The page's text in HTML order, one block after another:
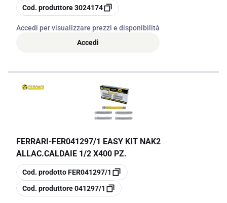
copia
Cod. produttore3024174
Accedi per visualizzare prezzi e disponibilità
Accedi
FERRARI-FER041297/1 EASY KIT NAK2
ALLAC.CALDAIE 1/2 X400 PZ.
copia
Cod. prodottoFER041297/1
copia
Cod. produttore041297/1